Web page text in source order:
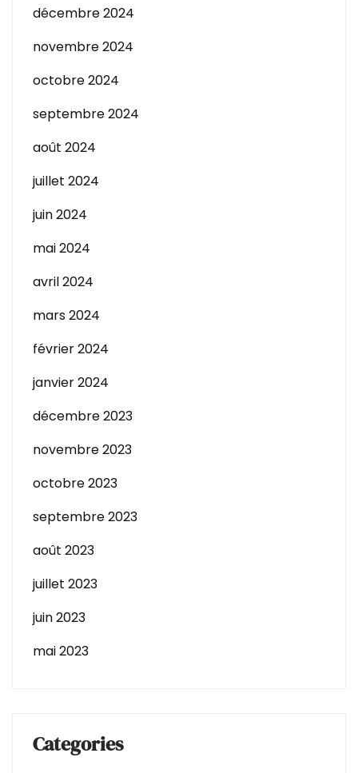
décembre 2024
novembre 2024
octobre 2024
septembre 2024
août 2024
juillet 2024
juin 2024
mai 2024
avril 2024
mars 2024
février 2024
janvier 2024
décembre 2023
novembre 2023
octobre 2023
septembre 2023
août 2023
juillet 2023
juin 2023
mai 2023
Categories